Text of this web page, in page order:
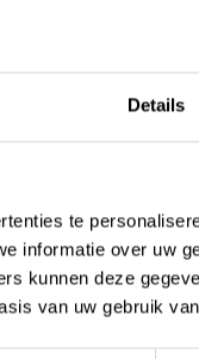
Details
te
informatie over uw
kunnen deze
van uw gebruik